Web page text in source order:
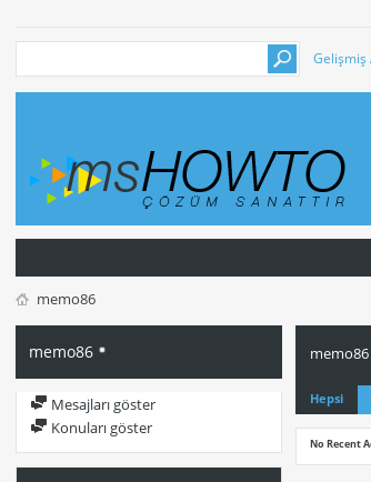
Gelişmiş
memo86
memo86
Mesajları göster
Konuları göster
Hepsi
No Recent